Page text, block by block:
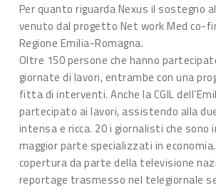
Per quanto riguarda Nexus il sostegno
venuto dal progetto Net work Med co-
Regione Emilia-Romagna.
Oltre 150 persone che hanno
giornate di lavori, entrambe con una
fitta di interventi. Anche la CGIL
partecipato ai lavori, assistendo alla
intensa e ricca. 20 i giornalisti che
maggior parte specializzati in
copertura da parte della televisione
reportage trasmesso nel telegiornale